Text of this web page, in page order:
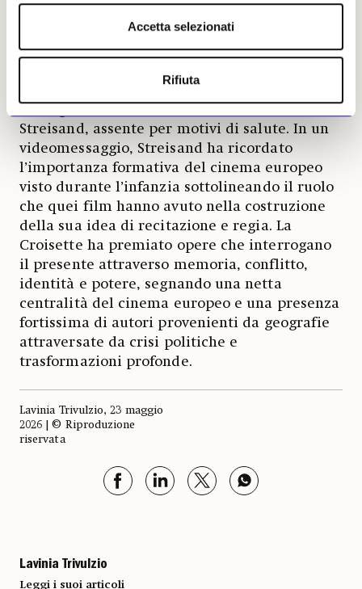
Accetta selezionati
Rifiuta
ambientato nel quartiere popolare di Tepito
che usa il pugilato come metafora di
Streisand, assente per motivi di salute. In un
videomessaggio, Streisand ha ricordato
l’importanza formativa del cinema europeo
visto durante l’infanzia sottolineando il ruolo
che quei film hanno avuto nella costruzione
della sua idea di recitazione e regia. La
Croisette ha premiato opere che interrogano
il presente attraverso memoria, conflitto,
identità e potere, segnando una netta
centralità del cinema europeo e una presenza
fortissima di autori provenienti da geografie
attraversate da crisi politiche e
trasformazioni profonde.
Lavinia Trivulzio, 23 maggio
2026 | © Riproduzione
riservata
Lavinia Trivulzio
Leggi i suoi articoli